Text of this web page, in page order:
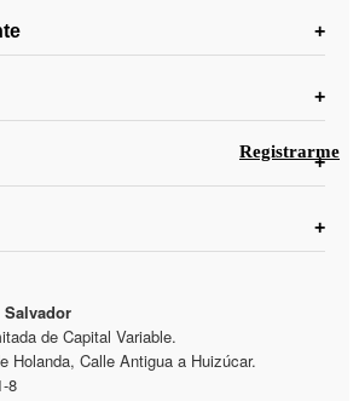
Registrarme
de Capital Variable.
Holanda, Calle Antigua a Huizúcar.
8